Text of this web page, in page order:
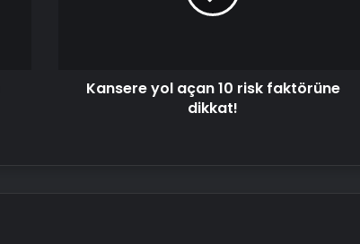
Kansere yol açan 10 risk faktörüne
dikkat!